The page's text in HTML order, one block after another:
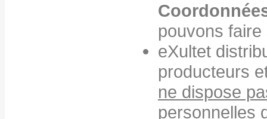
pouvons
eXultet
producteurs
ne dispose
personnelles